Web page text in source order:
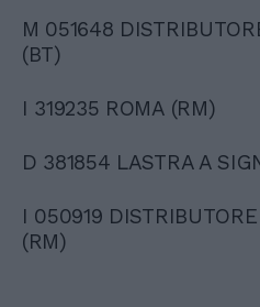
M 051648
(BT)
I 319235 ROMA (RM)
D 381854 LASTRA A
I 050919
(RM)